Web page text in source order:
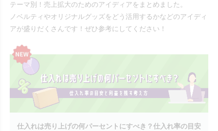
テーマ別！売上拡大のためのアイディアをまとめました。
ノベルティやオリジナルグッズをどう活用するかなどのアイディ
アが盛りだくさんです！ぜひ参考にしてください！
仕入れは売り上げの何パーセントにすべき？仕入れ率の目安